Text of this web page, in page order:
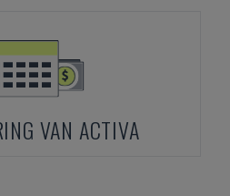
VAN ACTIVA